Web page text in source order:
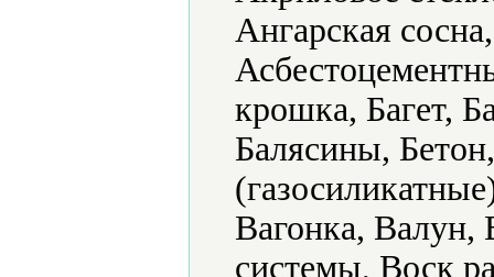
Ангарская
крошка, Багет,
Балясины,
Вагонка, Валун,
системы, Воск